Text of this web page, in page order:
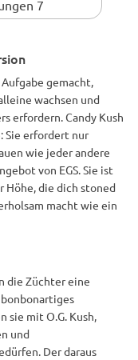
7
Aufgabe gemacht,
wachsen und
erfordern. Candy Kush
Sie erfordert nur
wie jeder andere
von EGS. Sie ist
Höhe, die dich stoned
macht wie ein
die Züchter eine
mit O.G. Kush,
und
Der daraus